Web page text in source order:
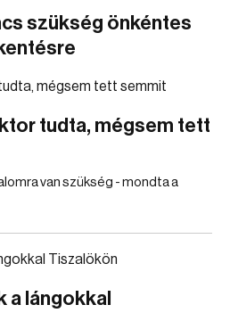
szükség önkéntes
tudta, mégsem tett
van szükség - mondta a
a lángokkal